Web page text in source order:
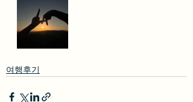
여행후기